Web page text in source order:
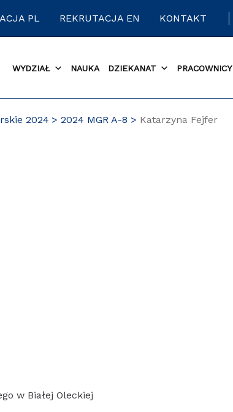
PL REKRUTACJA EN KONTAKT
WYDZIAŁ NAUKA DZIEKANAT PRACOWNICY
2024 2024 MGR A-8 Katarzyna Fejfer
w Białej Oleckiej